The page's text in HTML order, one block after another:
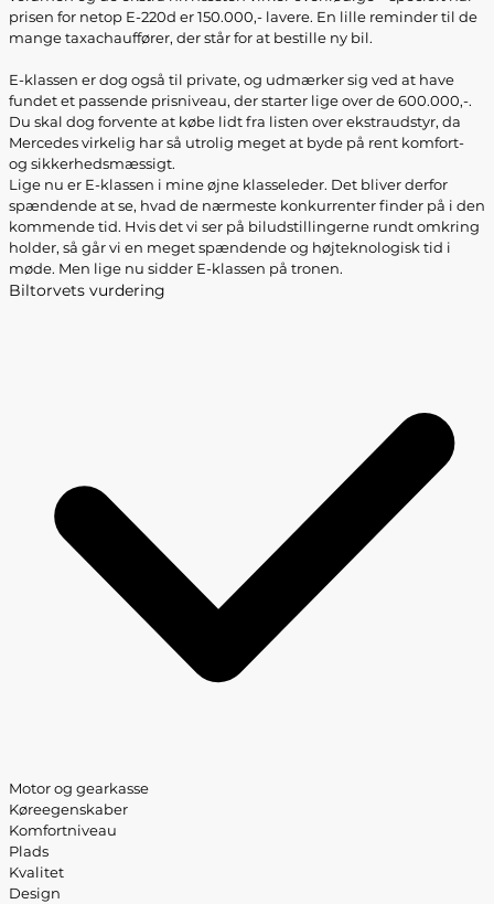
prisen for netop E-220d er 150.000,- lavere. En lille reminder til de
mange taxachauffører, der står for at bestille ny bil.
E-klassen er dog også til private, og udmærker sig ved at have
fundet et passende prisniveau, der starter lige over de 600.000,-.
Du skal dog forvente at købe lidt fra listen over ekstraudstyr, da
Mercedes virkelig har så utrolig meget at byde på rent komfort-
og sikkerhedsmæssigt.
Lige nu er E-klassen i mine øjne klasseleder. Det bliver derfor
spændende at se, hvad de nærmeste konkurrenter finder på i den
kommende tid. Hvis det vi ser på biludstillingerne rundt omkring
holder, så går vi en meget spændende og højteknologisk tid i
møde. Men lige nu sidder E-klassen på tronen.
Biltorvets vurdering
Motor og gearkasse
Køreegenskaber
Komfortniveau
Plads
Kvalitet
Design